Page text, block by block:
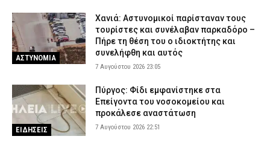
ΑΣΤΥΝΟΜΙΑ
Χανιά: Αστυνομικοί παρίσταναν τους
τουρίστες και συνέλαβαν παρκαδόρο –
Πήρε τη θέση του ο ιδιοκτήτης και
συνελήφθη και αυτός
7 Αυγούστου 2026 23:05
ΕΙΔΗΣΕΙΣ
Πύργος: Φίδι εμφανίστηκε στα
Επείγοντα του νοσοκομείου και
προκάλεσε αναστάτωση
7 Αυγούστου 2026 22:51